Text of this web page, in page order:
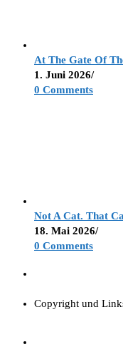
At The Gate Of
1. Juni 2026/
0 Comments
Not A Cat. That
18. Mai 2026/
0 Comments
Copyright und